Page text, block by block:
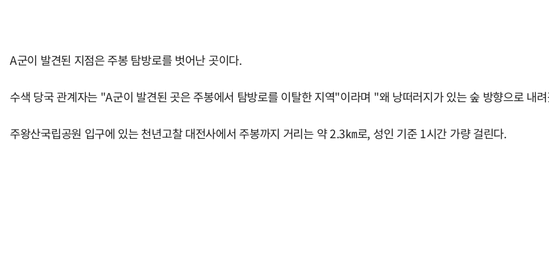
A군이 발견된 지점은 주봉 탐방로를 벗어난 곳이다.
수색 당국 관계자는 "A군이 발견된 곳은 주봉에서 탐방로를 이탈한 지역"이라며 "왜 낭떠러지가 있는 숲 방향으로 내
주왕산국립공원 입구에 있는 천년고찰 대전사에서 주봉까지 거리는 약 2.3㎞로, 성인 기준 1시간 가량 걸린다.